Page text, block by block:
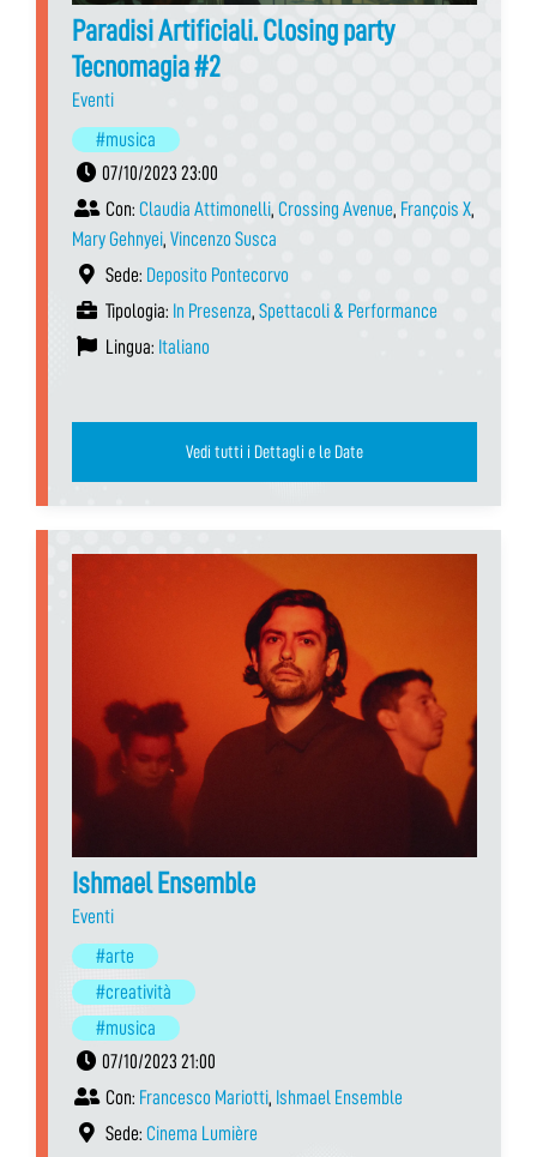
Paradisi Artificiali. Closing party
Tecnomagia #2
Eventi
#musica
07/10/2023 23:00
Con: Claudia Attimonelli, Crossing Avenue, François X,
Mary Gehnyei, Vincenzo Susca
Sede: Deposito Pontecorvo
Tipologia: In Presenza, Spettacoli & Performance
Lingua: Italiano
Vedi tutti i Dettagli e le Date
Ishmael Ensemble
Eventi
#arte
#creatività
#musica
07/10/2023 21:00
Con: Francesco Mariotti, Ishmael Ensemble
Sede: Cinema Lumière